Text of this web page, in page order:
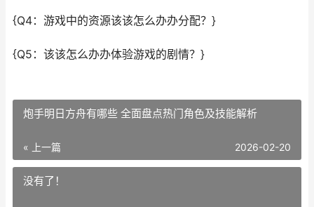
{Q4：游戏中的资源该该怎么办办分配？}
{Q5：该该怎么办办体验游戏的剧情？}
炮手明日方舟有哪些 全面盘点热门角色及技能解析
« 上一篇 2026-02-20
没有了！